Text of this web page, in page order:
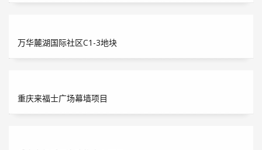
万华麓湖国际社区C1-3地块
重庆来福士广场幕墙项目